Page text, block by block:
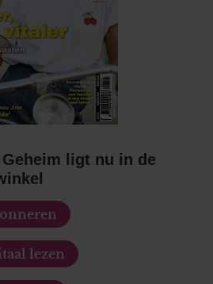
ligt nu in de
lezen